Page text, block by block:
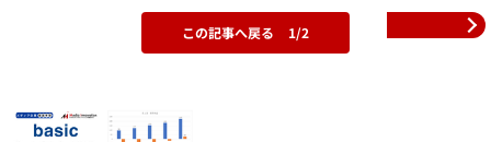
この記事へ戻る 1/2